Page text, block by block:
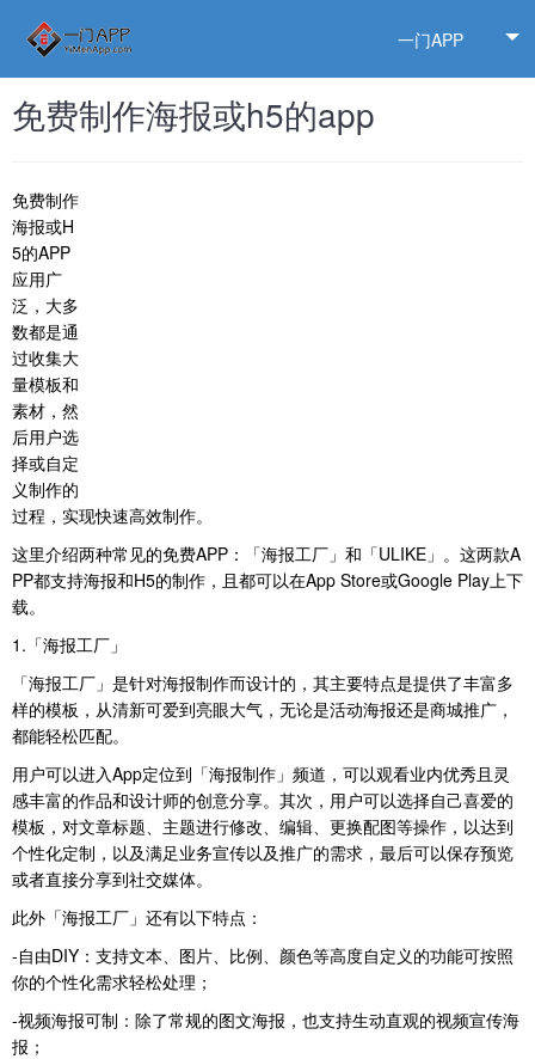
一门APP
免费制作海报或h5的app
免费制作
海报或H
5的APP
应用广
泛，大多
数都是通
过收集大
量模板和
素材，然
后用户选
择或自定
义制作的
过程，实现快速高效制作。
这里介绍两种常见的免费APP：「海报工厂」和「ULIKE」。这两款A
PP都支持海报和H5的制作，且都可以在App Store或Google Play上下
载。
1.「海报工厂」
「海报工厂」是针对海报制作而设计的，其主要特点是提供了丰富多
样的模板，从清新可爱到亮眼大气，无论是活动海报还是商城推广，
都能轻松匹配。
用户可以进入App定位到「海报制作」频道，可以观看业内优秀且灵
感丰富的作品和设计师的创意分享。其次，用户可以选择自己喜爱的
模板，对文章标题、主题进行修改、编辑、更换配图等操作，以达到
个性化定制，以及满足业务宣传以及推广的需求，最后可以保存预览
或者直接分享到社交媒体。
此外「海报工厂」还有以下特点：
-自由DIY：支持文本、图片、比例、颜色等高度自定义的功能可按照
你的个性化需求轻松处理；
-视频海报可制：除了常规的图文海报，也支持生动直观的视频宣传海
报；